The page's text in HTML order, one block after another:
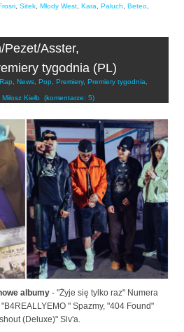
, Sitek, Młody West, Kara, Paluch, Beteo,
Pezet/Asster,
tygodnia (PL)
, News, Pop, Premiery, Premiery tygodnia,
Miłosz Kiełb (komentarze: 5)
albumy - "Żyje się tylko raz" Numera
" Spazmy, "404 Found"
(Deluxe)" Slv'a.